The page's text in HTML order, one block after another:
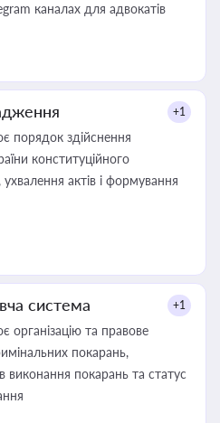
каналах для адвокатів
+1
порядок здійснення
конституційного
актів і формування
система +1
організацію та правове
покарань,
виконання покарань та статус